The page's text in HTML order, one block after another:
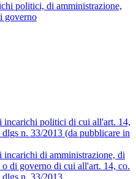
politici, di amministrazione,
governo
incarichi politici di cui all'art. 14,
n. 33/2013 (da pubblicare in
incarichi di amministrazione, di
o di governo di cui all'art. 14, co.